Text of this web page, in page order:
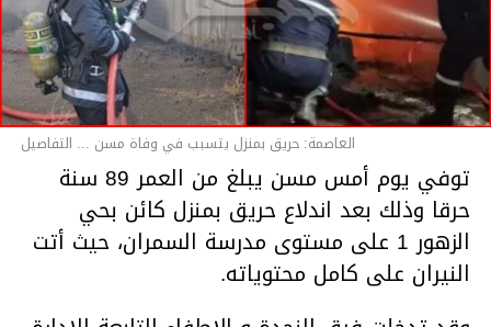
العاصمة: حريق بمنزل يتسبب في وفاة مسن ... التفاصيل
توفي يوم أمس مسن يبلغ من العمر 89 سنة
حرقا وذلك بعد اندلاع حريق بمنزل كائن بحي
الزهور 1 على مستوى مدرسة السمران، حيث أتت
النيران على كامل محتوياته.